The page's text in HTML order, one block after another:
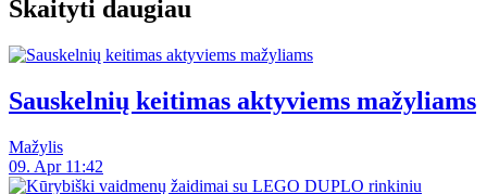
Skaityti daugiau
Sauskelnių keitimas aktyviems mažyliams
Mažylis
09. Apr 11:42